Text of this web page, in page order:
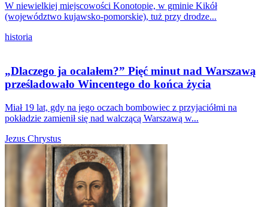
W niewielkiej miejscowości Konotopie, w gminie Kikół
(województwo kujawsko-pomorskie), tuż przy drodze...
historia
„Dlaczego ja ocalałem?” Pięć minut nad Warszawą
prześladowało Wincentego do końca życia
Miał 19 lat, gdy na jego oczach bombowiec z przyjaciółmi na
pokładzie zamienił się nad walczącą Warszawą w...
Jezus Chrystus